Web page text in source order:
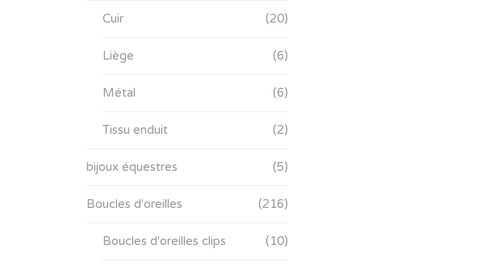
Cuir (20)
Liège (6)
Métal (6)
Tissu enduit (2)
bijoux équestres (5)
Boucles d'oreilles (216)
Boucles d'oreilles clips (10)